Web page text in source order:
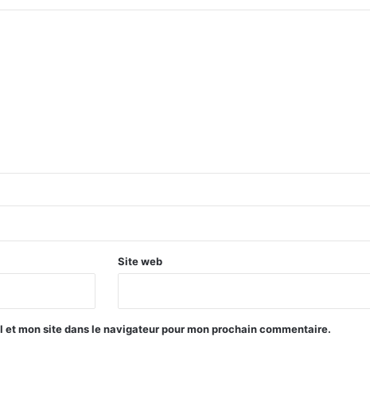
Site web
et mon site dans le navigateur pour mon prochain commentaire.